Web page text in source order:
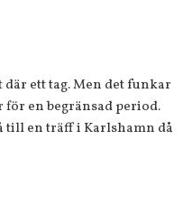
där ett tag. Men det funkar
för en begränsad period.
till en träff i Karlshamn då